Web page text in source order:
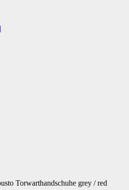
Torwarthandschuhe grey / red